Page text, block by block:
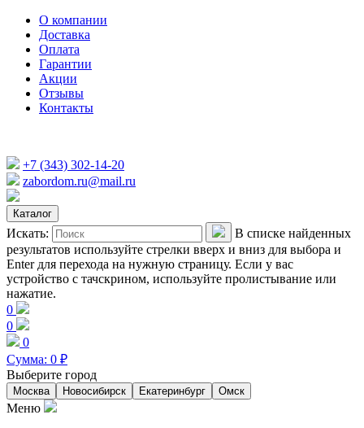
О компании
Доставка
Оплата
Гарантии
Акции
Отзывы
Контакты
+7 (343) 302-14-20
zabordom.ru@mail.ru
Каталог
Искать:
В списке найденных
результатов используйте стрелки вверх и вниз для выбора и
Enter для перехода на нужную страницу. Если у вас
устройство с тачскрином, используйте пролистывание или
нажатие.
0
0
0
Сумма: 0 ₽
Выберите город
Москва Новосибирск Екатеринбург Омск
Меню